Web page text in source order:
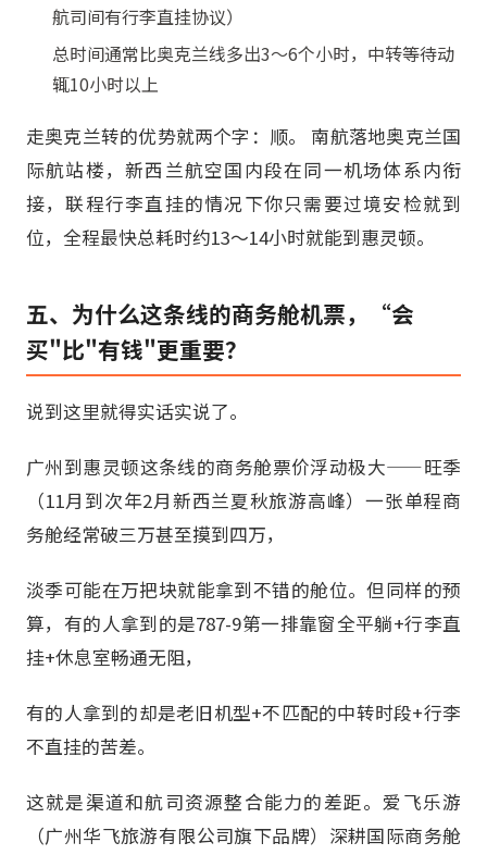
航司间有行李直挂协议）
总时间通常比奥克兰线多出3～6个小时，中转等待动
辄10小时以上
走奥克兰转的优势就两个字：顺。 南航落地奥克兰国
际航站楼，新西兰航空国内段在同一机场体系内衔
接，联程行李直挂的情况下你只需要过境安检就到
位，全程最快总耗时约13～14小时就能到惠灵顿。
五、为什么这条线的商务舱机票，“会
买"比"有钱"更重要？
说到这里就得实话实说了。
广州到惠灵顿这条线的商务舱票价浮动极大——旺季
（11月到次年2月新西兰夏秋旅游高峰）一张单程商
务舱经常破三万甚至摸到四万，
淡季可能在万把块就能拿到不错的舱位。但同样的预
算，有的人拿到的是787-9第一排靠窗全平躺+行李直
挂+休息室畅通无阻，
有的人拿到的却是老旧机型+不匹配的中转时段+行李
不直挂的苦差。
这就是渠道和航司资源整合能力的差距。爱飞乐游
（广州华飞旅游有限公司旗下品牌）深耕国际商务舱